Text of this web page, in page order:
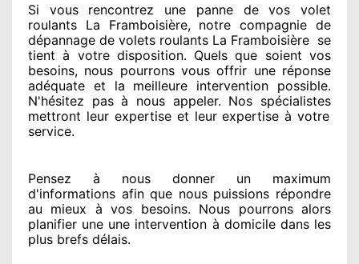
Si vous rencontrez une panne de vos volet
roulants La Framboisière, notre compagnie de
dépannage de volets roulants La Framboisière se
tient à votre disposition. Quels que soient vos
besoins, nous pourrons vous offrir une réponse
adéquate et la meilleure intervention possible.
N'hésitez pas à nous appeler. Nos spécialistes
mettront leur expertiseet leur expertise à votre
service.
Pensez à nous donner un maximum
d'informations afin que nous puissions répondre
au mieux à vos besoins. Nous pourrons alors
planifier une une intervention à domiciledans les
plus brefs délais.